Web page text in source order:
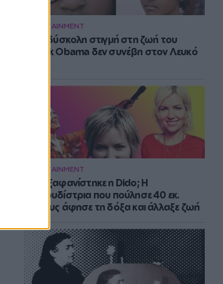
ENTERTAINMENT
Η πιο δύσκολη στιγμή στη ζωή του
Barack Obama δεν συνέβη στον Λευκό
ENTERTAINMENT
Πού εξαφανίστηκε η Dido; Η
τραγουδίστρια που πούλησε 40 εκ.
δίσκους άφησε τη δόξα και άλλαξε ζωή